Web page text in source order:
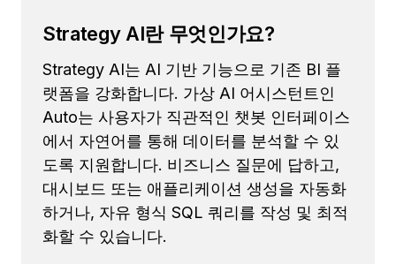
Strategy AI란 무엇인가요?
Strategy AI는 AI 기반 기능으로 기존 BI 플
랫폼을 강화합니다. 가상 AI 어시스턴트인
Auto는 사용자가 직관적인 챗봇 인터페이스
에서 자연어를 통해 데이터를 분석할 수 있
도록 지원합니다. 비즈니스 질문에 답하고,
대시보드 또는 애플리케이션 생성을 자동화
하거나, 자유 형식 SQL 쿼리를 작성 및 최적
화할 수 있습니다.